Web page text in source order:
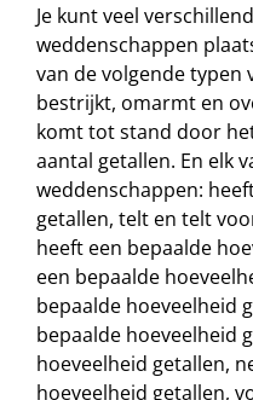
Je kunt veel
weddenschappen
van de volgende typen
bestrijkt, omarmt en
komt tot stand door
aantal getallen. En elk
weddenschappen:
getallen, telt en telt
heeft een bepaalde
een bepaalde
bepaalde hoeveelheid
bepaalde hoeveelheid
hoeveelheid getallen,
hoeveelheid getallen,